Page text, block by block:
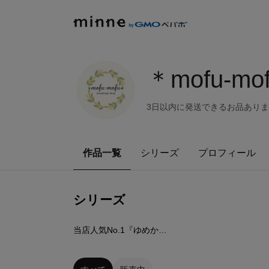
＊mofu-
3日以内に発送できるお品あり
作品一覧 シリーズ プロフィール
シリーズ